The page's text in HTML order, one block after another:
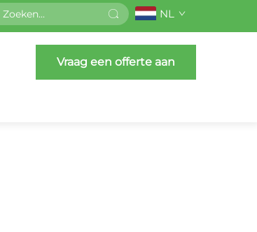
NL
Vraag een offerte aan